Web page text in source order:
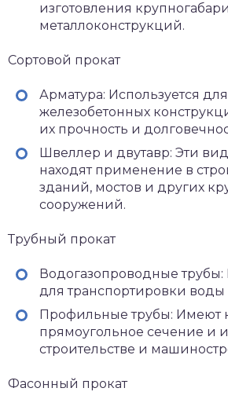
изготовления
металлоконструкций.
Сортовой прокат
Арматура: Используется
железобетонных
их прочность и
Швеллер и двутавр: Эти
находят применение в
зданий, мостов и других
сооружений.
Трубный прокат
Водогазопроводные
для транспортировки воды
Профильные трубы: Имеют
прямоугольное сечение и
строительстве и
Фасонный прокат